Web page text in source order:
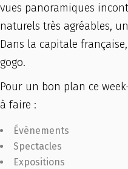
vues panoramiques
naturels très agréables,
Dans la capitale
gogo.
Pour un bon plan ce
à faire :
Évènements
Spectacles
Expositions